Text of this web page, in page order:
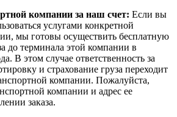
компании за наш счет: Если вы
услугами конкретной
мы готовы осуществить бесплатную
до терминала этой компании в
В этом случае ответственность за
и страхование груза переходит
компании. Пожалуйста,
компании и адрес ее
заказа.